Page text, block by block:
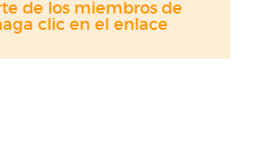
de los miembros de
clic en el enlace